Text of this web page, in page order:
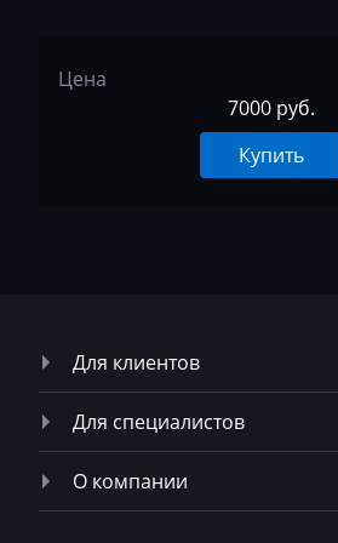
Otokar
Pellenc
Perkins
Peterbilt
Цена
7000 руб.
Купить
Для клиентов
Для специалистов
О компании